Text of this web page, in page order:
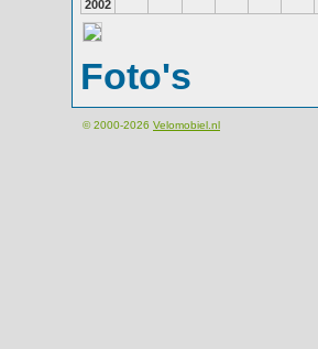
2002
Foto's
© 2000-2026 Velomobiel.nl